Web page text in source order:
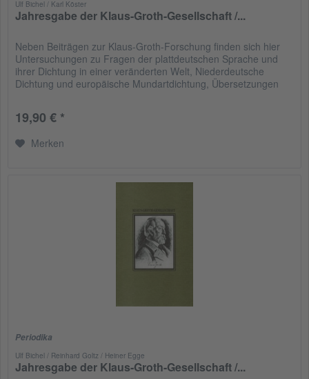
Ulf Bichel / Karl Köster
Jahresgabe der Klaus-Groth-Gesellschaft /...
Neben Beiträgen zur Klaus-Groth-Forschung finden sich hier
Untersuchungen zu Fragen der plattdeutschen Sprache und
ihrer Dichtung in einer veränderten Welt, Niederdeutsche
Dichtung und europäische Mundartdichtung, Übersetzungen
19,90 € *
Merken
Periodika
Ulf Bichel / Reinhard Goltz / Heiner Egge
Jahresgabe der Klaus-Groth-Gesellschaft /...